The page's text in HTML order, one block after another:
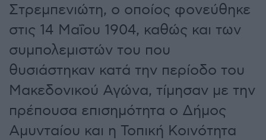
Στρεμπενιώτη, ο οποίος φονεύθηκε
στις 14 Μαΐου 1904, καθώς και των
συμπολεμιστών του που
θυσιάστηκαν κατά την περίοδο του
Μακεδονικού Αγώνα, τίμησαν με την
πρέπουσα επισημότητα ο Δήμος
Αμυνταίου και η Τοπική Κοινότητα